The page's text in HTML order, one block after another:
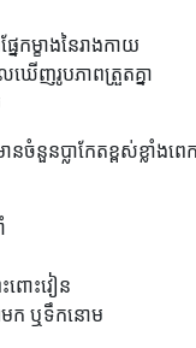
កម្ខាងនៃរាងកាយ
ឃើញរូបភាពត្រួតគ្នា
ានចំនួនប្លាកែតខ្ពស់ខ្លាំ
ពោះវៀន
មក ឬទឹកនោម